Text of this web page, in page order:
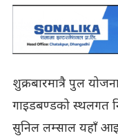
शुक्रबारमात्रै पुल
गाइडबण्डको स्थलगत
सुनिल लम्साल यहाँ